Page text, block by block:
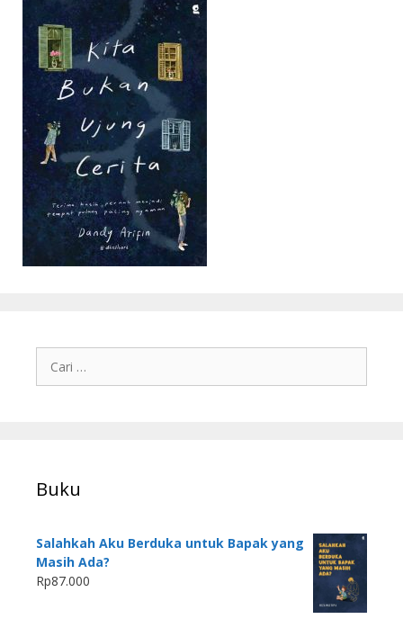
Buku
Salahkah Aku Berduka untuk Bapak yang
Masih Ada?
Rp87.000